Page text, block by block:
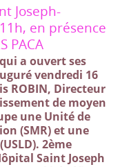
Joseph-
en présence
PACA
a ouvert ses
vendredi 16
ROBIN, Directeur
de moyen
une Unité de
(SMR) et une
2ème
Saint Joseph